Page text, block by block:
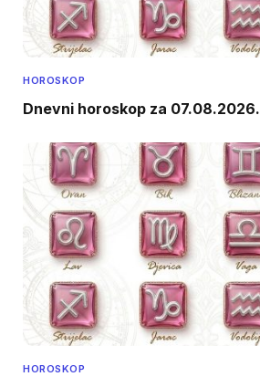
HOROSKOP
Dnevni horoskop za 07.08.2026.
HOROSKOP